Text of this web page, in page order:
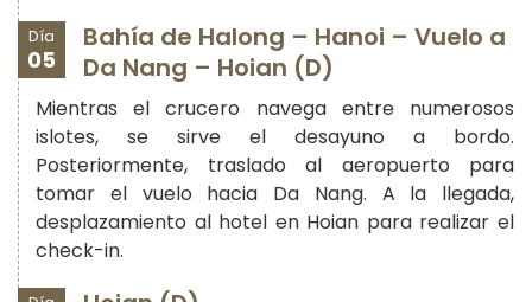
Día
05
Bahía de Halong – Hanoi – Vuelo a
Da Nang – Hoian (D)
Mientras el crucero navega entre numerosos
islotes, se sirve el desayuno a bordo.
Posteriormente, traslado al aeropuerto para
tomar el vuelo hacia Da Nang. A la llegada,
desplazamiento al hotel en Hoian para realizar el
check-in.